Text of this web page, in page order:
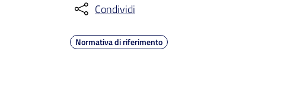
Condividi
Normativa di riferimento